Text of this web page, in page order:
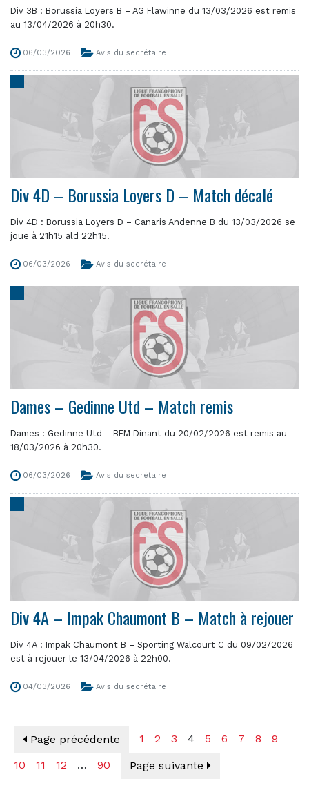
Div 3B : Borussia Loyers B – AG Flawinne du 13/03/2026 est remis
au 13/04/2026 à 20h30.
06/03/2026 Avis du secrétaire
Div 4D – Borussia Loyers D – Match décalé
Div 4D : Borussia Loyers D – Canaris Andenne B du 13/03/2026 se
joue à 21h15 ald 22h15.
06/03/2026 Avis du secrétaire
Dames – Gedinne Utd – Match remis
Dames : Gedinne Utd – BFM Dinant du 20/02/2026 est remis au
18/03/2026 à 20h30.
06/03/2026 Avis du secrétaire
Div 4A – Impak Chaumont B – Match à rejouer
Div 4A : Impak Chaumont B – Sporting Walcourt C du 09/02/2026
est à rejouer le 13/04/2026 à 22h00.
04/03/2026 Avis du secrétaire
Page précédente 1 2 3 4 5 6 7 8
9
10
11 12 … 90 Page suivante